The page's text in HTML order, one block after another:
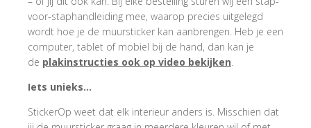
voor-staphandleiding mee, waarop precies uitgelegd
wordt hoe je de muursticker kan aanbrengen. Heb je een
computer, tablet of mobiel bij de hand, dan kan je
de plakinstructies ook op video bekijken.
Iets unieks…
StickerOp weet dat elk interieur anders is. Misschien dat